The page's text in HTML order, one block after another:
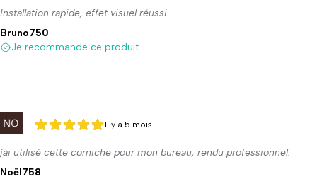
Installation rapide, effet visuel réussi.
Bruno750
Je recommande ce produit
5 sur 5
5 sur 5
Il y a 5 mois
jai utilisé cette corniche pour mon bureau, rendu professionnel.
Noël758